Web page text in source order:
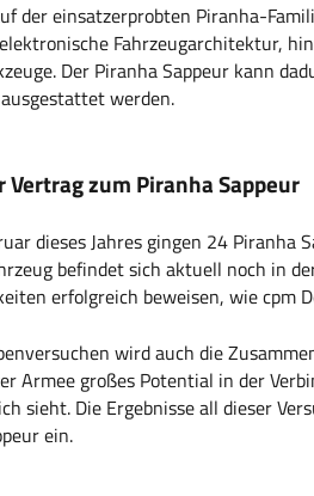
der einsatzerprobten Piranha-
Fahrzeugarchitektur,
Der Piranha Sappeur kann
werden.
Vertrag zum Piranha Sappeur
dieses Jahres gingen 24 Piranha
befindet sich aktuell noch in
erfolgreich beweisen, wie cpm
wird auch die
Armee großes Potential in der
sieht. Die Ergebnisse all dieser
ein.